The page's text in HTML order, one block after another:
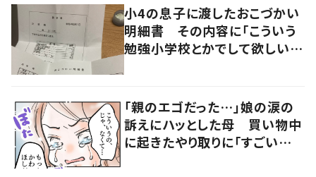
小4の息子に渡したおこづかい
明細書 その内容に「こういう
勉強小学校とかでして欲しい」
「親のエゴだった…」娘の涙の
訴えにハッとした母 買い物中
に起きたやり取りに「すごい分